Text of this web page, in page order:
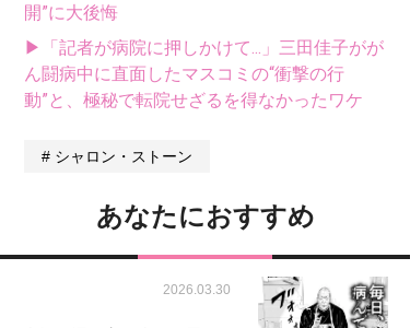
開”に大後悔
▶「記者が病院に押しかけて...」三田佳子がが
ん闘病中に直面したマスコミの“衝撃の行
動”と、極秘で転院せざるを得なかったワケ
シャロン・ストーン
あなたにおすすめ
2026.03.30